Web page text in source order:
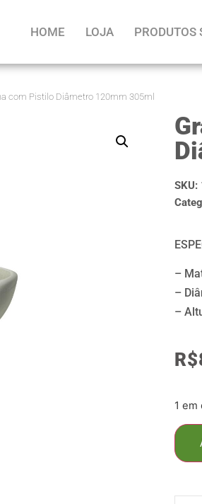
HOME LOJA PRODUTOS
com Pistilo Diâmetro 120mm 305ml
SKU:
–
–
–
R$
1 em